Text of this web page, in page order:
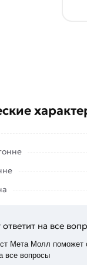
на все
Мета Молл поможет
все вопросы